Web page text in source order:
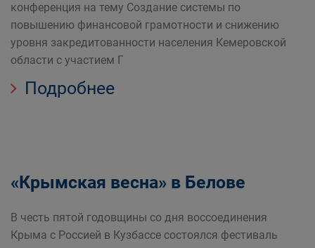
конференция на тему Создание системы по
повышению финансовой грамотности и снижению
уровня закредитованности населения Кемеровской
области с участием Г
Подробнее
«Крымская весна» в Белове
В честь пятой годовщины со дня воссоединения
Крыма с Россией в Кузбассе состоялся фестиваль